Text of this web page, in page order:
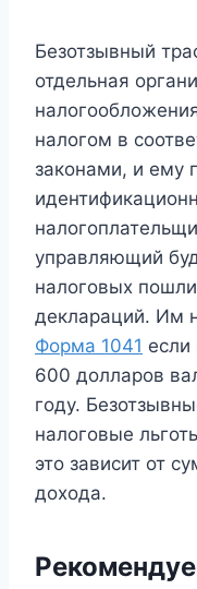
Безотзывный
отдельная
налогом в
законами, и ему
управляющий
налоговых
деклараций. Им
Форма 1041 если
600 долларов
году.
налоговые
это зависит от
дохода.